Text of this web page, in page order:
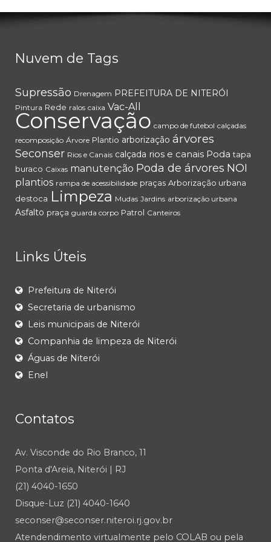
Nuvem de Tags
Supressão Drenagem PREFEITURA DE NITERÓI
Pintura Rede ralos caixa Vac-All
Conservação campo de futebol calçadas
recomposição Árvore Plantio arborização árvores
Seconser Rios e Canais calçada rios e canais Poda tapa
buraco Caixas manutenção Poda de árvores NOI
plantios rampa de acessibilidade praças Arborização urbana
destoca Limpeza Mudas Jardins arborização urbana
Asfalto praça guarda corpo Patrol Canteiros
Links Úteis
Prefeitura de Niterói
Secretaria de urbanismo
Leis municipais de Niterói
Companhia de limpeza de Niterói
Águas de Niterói
Enel
Contatos
Av. Visconde do Rio Branco, 11
Ponta d'Areia, Niterói | RJ
(21) 4040-1650
Disque-Luz (21) 4040-1640
seconser@seconser.niteroi.rj.gov.br
Atendendimento virtualmente pelo COLAB ou pela